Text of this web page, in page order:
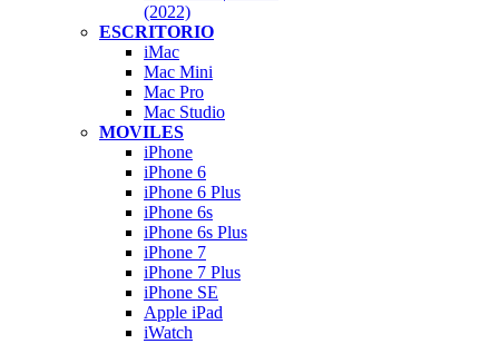
(2022)
ESCRITORIO
iMac
Mac Mini
Mac Pro
Mac Studio
MOVILES
iPhone
iPhone 6
iPhone 6 Plus
iPhone 6s
iPhone 6s Plus
iPhone 7
iPhone 7 Plus
iPhone SE
Apple iPad
iWatch